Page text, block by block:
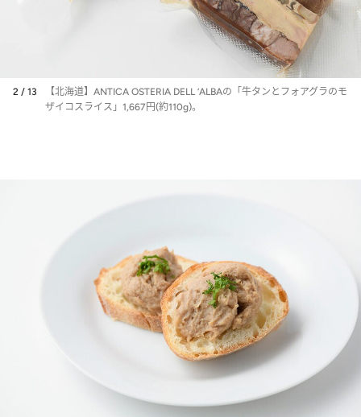
2 / 13
【北海道】ANTICA OSTERIA DELL ‘ALBAの「牛タンとフォアグラのモ
ザイコスライス」1,667円(約110g)。